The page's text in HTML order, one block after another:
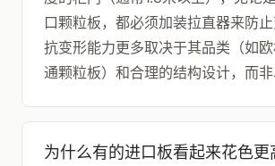
口颗粒板，都必须加装拉直器来防
抗变形能力更多取决于其品类（如
通颗粒板）和合理的结构设计，而非
为什么有的进口板看起来花色更